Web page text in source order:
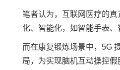
笔者认为，互联网医疗的
化、智能化，如智能手表、
而在康复锻炼场景中，5G
局，为实现脑机互动操控